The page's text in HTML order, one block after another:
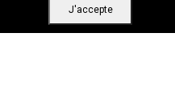
J'accepte